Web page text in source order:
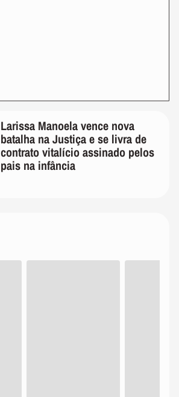
Larissa Manoela vence nova
batalha na Justiça e se livra de
contrato vitalício assinado pelos
pais na infância